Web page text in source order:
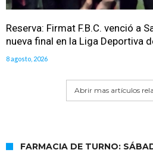
Reserva: Firmat F.B.C. venció a
nueva final en la Liga Deportiva
8 agosto, 2026
Abrir mas artículos
FARMACIA DE TURNO: